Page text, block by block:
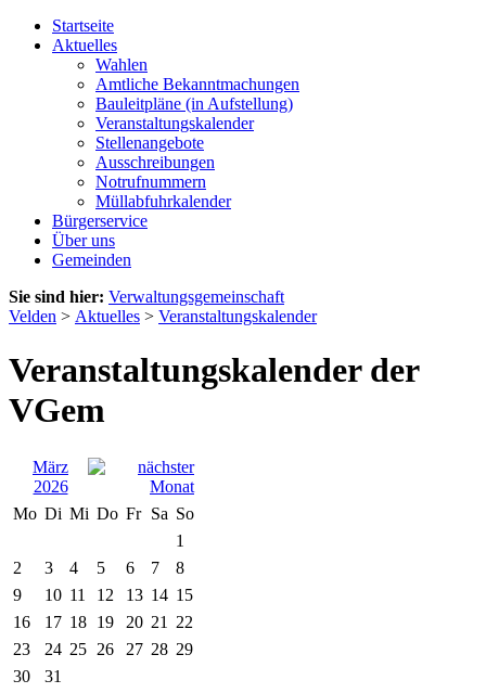
Startseite
Aktuelles
Wahlen
Amtliche Bekanntmachungen
Bauleitpläne (in Aufstellung)
Veranstaltungskalender
Stellenangebote
Ausschreibungen
Notrufnummern
Müllabfuhrkalender
Bürgerservice
Über uns
Gemeinden
Sie sind hier: Verwaltungsgemeinschaft
Velden > Aktuelles > Veranstaltungskalender
Veranstaltungskalender der
VGem
März
2026
Mo Di Mi Do Fr Sa So
1
2
3 4 5 6 7
8
9
10 11 12 13 14 15
16
17 18 19 20 21
22
23
24 25 26 27 28 29
30
31